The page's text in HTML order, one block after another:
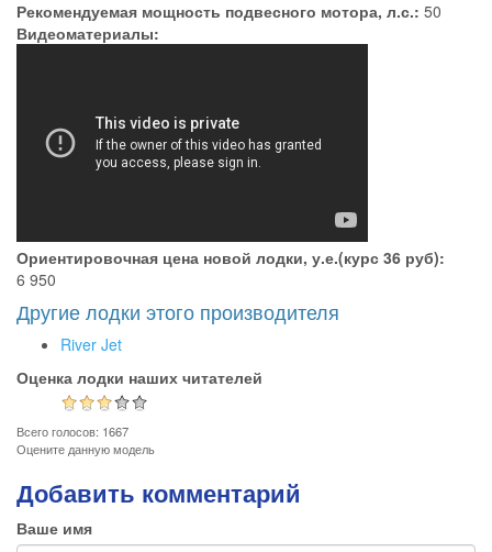
Рекомендуемая мощность подвесного мотора, л.с.: 50
Видеоматериалы:
Ориентировочная цена новой лодки, у.е.(курс 36 руб):
6 950
Другие лодки этого производителя
River Jet
Оценка лодки наших читателей
Всего голосов: 1667
Оцените данную модель
Добавить комментарий
Ваше имя